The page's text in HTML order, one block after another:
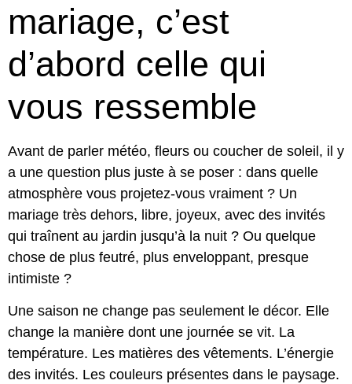
mariage, c’est
d’abord celle qui
vous ressemble
Avant de parler météo, fleurs ou coucher de soleil, il y
a une question plus juste à se poser : dans quelle
atmosphère vous projetez-vous vraiment ? Un
mariage très dehors, libre, joyeux, avec des invités
qui traînent au jardin jusqu’à la nuit ? Ou quelque
chose de plus feutré, plus enveloppant, presque
intimiste ?
Une saison ne change pas seulement le décor. Elle
change la manière dont une journée se vit. La
température. Les matières des vêtements. L’énergie
des invités. Les couleurs présentes dans le paysage.